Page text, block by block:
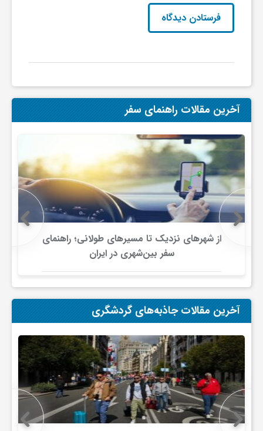
آخرین مقالات راهنمای سفر
از شهرهای نزدیک تا مسیرهای طولانی؛ راهنمای
سفر بین‌شهری در ایران
آخرین مقالات جاذبه‌های گردشگری